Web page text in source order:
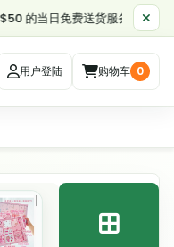
日免费送货服务将于早上
用户登陆 购物车 0